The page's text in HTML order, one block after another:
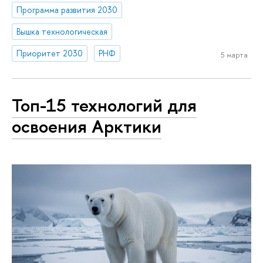
Программа развития 2030
Вышка технологическая
Приоритет 2030
РНФ 5 марта
Топ-15 технологий для
освоения Арктики